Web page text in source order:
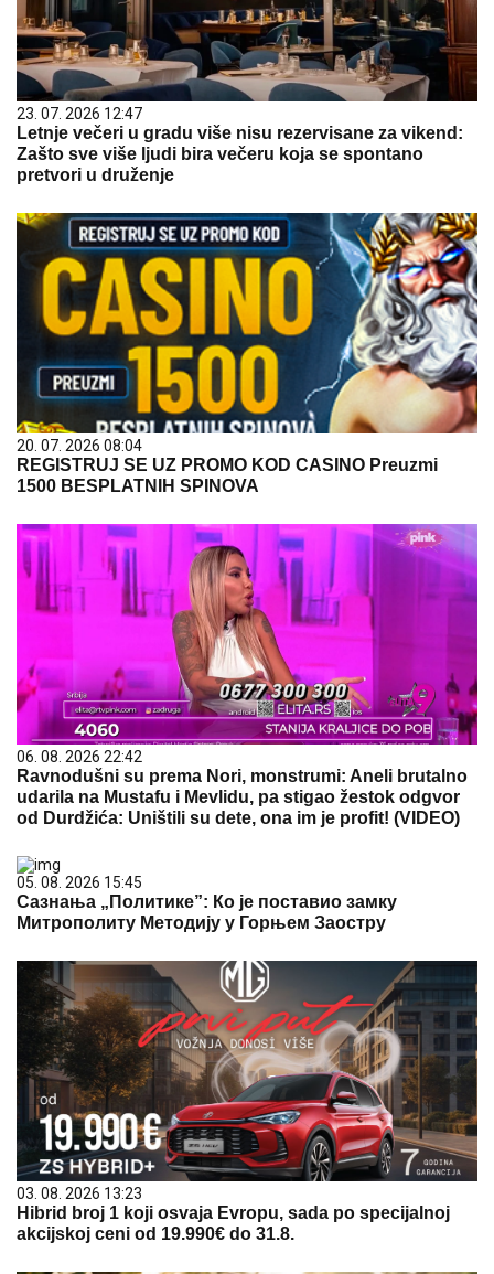
23. 07. 2026 12:47
Letnje večeri u gradu više nisu rezervisane za vikend:
Zašto sve više ljudi bira večeru koja se spontano
pretvori u druženje
20. 07. 2026 08:04
REGISTRUJ SE UZ PROMO KOD CASINO Preuzmi
1500 BESPLATNIH SPINOVA
06. 08. 2026 22:42
Ravnodušni su prema Nori, monstrumi: Aneli brutalno
udarila na Mustafu i Mevlidu, pa stigao žestok odgvor
od Durdžića: Uništili su dete, ona im je profit! (VIDEO)
05. 08. 2026 15:45
Сазнања „Политике”: Ко је поставио замку
Митрополиту Методију у Горњем Заостру
03. 08. 2026 13:23
Hibrid broj 1 koji osvaja Evropu, sada po specijalnoj
akcijskoj ceni od 19.990€ do 31.8.